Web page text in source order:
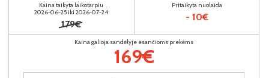
Kaina taikyta laikotarpiu
2026-06-25 iki 2026-07-24
179€
Pritaikyta nuolaida
- 10€
Kaina galioja sandėlyje esančioms prekėms
169€